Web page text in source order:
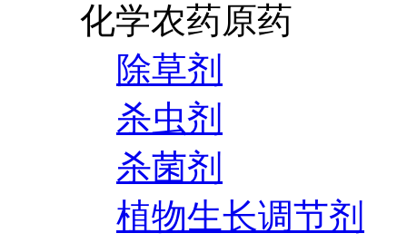
化学农药原药
除草剂
杀虫剂
杀菌剂
植物生长调节剂